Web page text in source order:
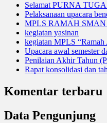
Selamat PURNA
Pelaksanaan upacara
MPLS RAMAH
kegiatan yasinan
kegiatan MPLS “Ramah
Upacara awal semester
Penilaian Akhir Tahun
Rapat konsolidasi dan
Komentar terbaru
Data Pengunjung